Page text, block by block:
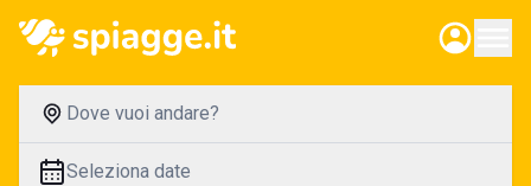
Dove vuoi andare?
Seleziona date